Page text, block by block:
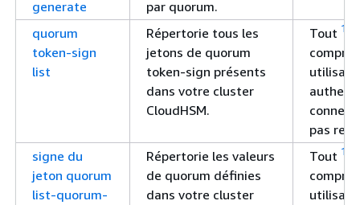
generate
par quorum.
quorum
token-sign
list
Répertorie tous les
jetons de quorum
token-sign présents
dans votre cluster
CloudHSM.
Tout 1
compris
pas
signe du
jeton quorum
list-quorum-
Répertorie les valeurs
de quorum définies
dans votre cluster
Tout 1
compris